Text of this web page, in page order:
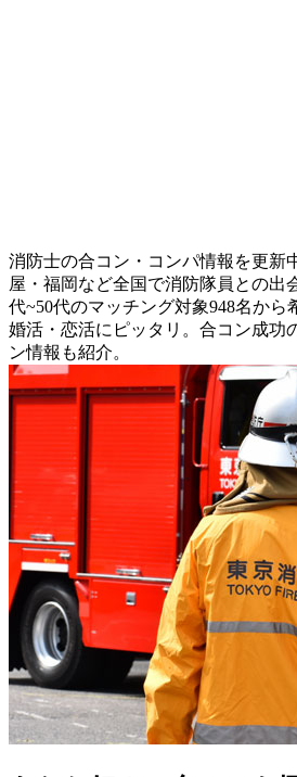
消防士の合コン・コンパ情報を更新
屋・福岡など全国で消防隊員との出
代~50代のマッチング対象948名から
婚活・恋活にピッタリ。合コン成功
ン情報も紹介。